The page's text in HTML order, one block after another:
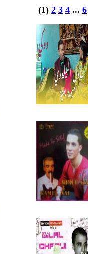
(1) 2 3 4 ... 6